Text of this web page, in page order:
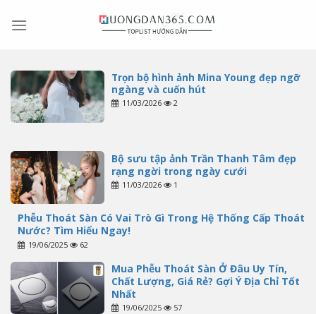
Trọn bộ hình ảnh Mina Young đẹp ngỡ
ngàng và cuốn hút
11/03/2026 2
Bộ sưu tập ảnh Trần Thanh Tâm đẹp
rạng ngời trong ngày cưới
11/03/2026 1
Phễu Thoát Sàn Có Vai Trò Gì Trong Hệ Thống Cấp Thoát
Nước? Tìm Hiểu Ngay!
19/06/2025 62
Mua Phễu Thoát Sàn Ở Đâu Uy Tín,
Chất Lượng, Giá Rẻ? Gợi Ý Địa Chỉ Tốt
Nhất
19/06/2025 57